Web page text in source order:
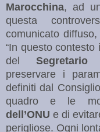
Marocchina, ad
questa
comunicato
“In questo contesto
del Segretario
preservare i
definiti dal
quadro e le
dell’ONU e di
perigliose. Ogni